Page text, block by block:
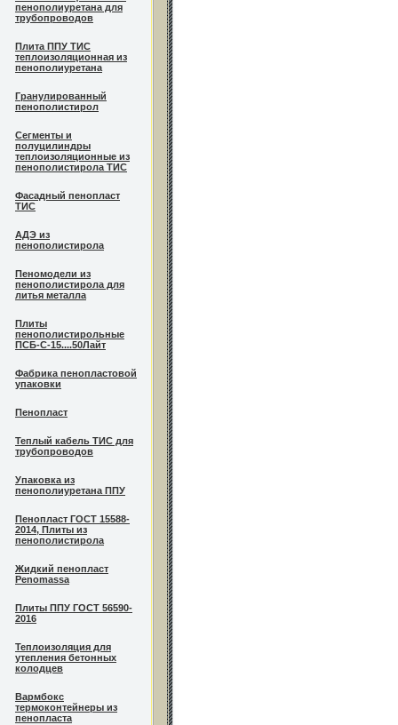
пенополиуретана для
трубопроводов
Плита ППУ ТИС
теплоизоляционная из
пенополиуретана
Гранулированный
пенополистирол
Сегменты и
полуцилиндры
теплоизоляционные из
пенополистирола ТИС
Фасадный пенопласт
ТИС
АДЭ из
пенополистирола
Пеномодели из
пенополистирола для
литья металла
Плиты
пенополистирольные
ПСБ-С-15....50Лайт
Фабрика пенопластовой
упаковки
Пенопласт
Теплый кабель ТИС для
трубопроводов
Упаковка из
пенополиуретана ППУ
Пенопласт ГОСТ 15588-
2014, Плиты из
пенополистирола
Жидкий пенопласт
Penomassa
Плиты ППУ ГОСТ 56590-
2016
Теплоизоляция для
утепления бетонных
колодцев
Вармбокс
термоконтейнеры из
пенопласта